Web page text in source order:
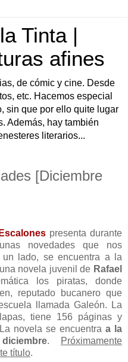
Tinta |
afines
de cómic y cine. Desde
etc. Hacemos especial
sin que por ello quite lugar
Además, hay también
literarios...
[Diciembre
presenta durante
novedades que nos
lado, se encuentra a la
novela juvenil de Rafael
los piratas, donde
reputado bucanero que
llamada Galeón. La
tiene 156 páginas y
novela se encuentra a la
.
Próximamente
título.